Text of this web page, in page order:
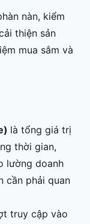
nàn, kiểm
thiện sản
mua sắm và
là tổng giá trị
thời gian,
lường doanh
cần phải quan
truy cập vào